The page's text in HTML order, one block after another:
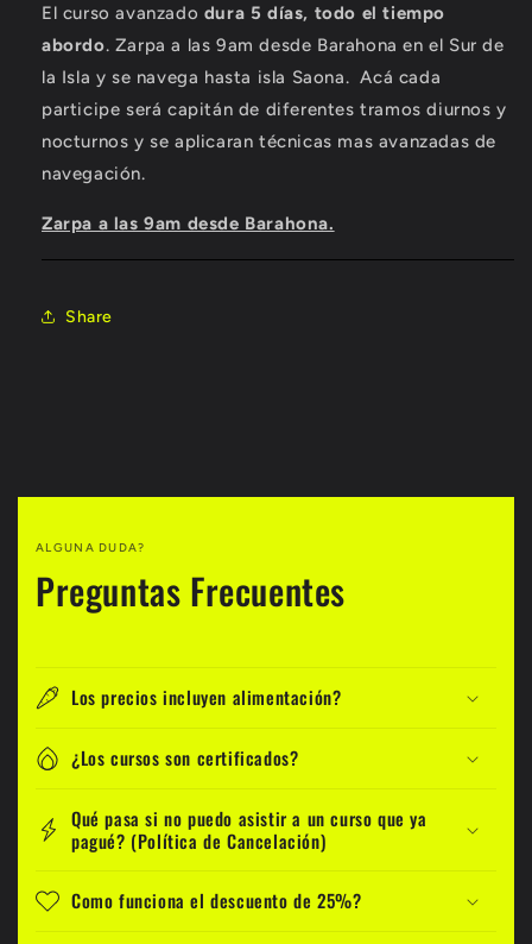
El curso avanzado dura 5 días, todo el tiempo
abordo. Zarpa a las 9am desde Barahona en el Sur de
la Isla y se navega hasta isla Saona. Acá cada
participe será capitán de diferentes tramos diurnos y
nocturnos y se aplicaran técnicas mas avanzadas de
navegación.
Zarpa a las 9am desde Barahona.
Share
ALGUNA DUDA?
Preguntas Frecuentes
Los precios incluyen alimentación?
¿Los cursos son certificados?
Qué pasa si no puedo asistir a un curso que ya
pagué? (Política de Cancelación)
Como funciona el descuento de 25%?